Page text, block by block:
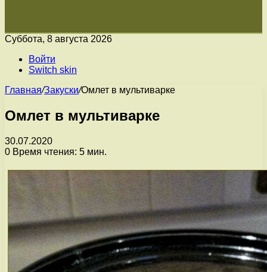
Суббота, 8 августа 2026
Войти
Switch skin
Главная/Закуски/Омлет в мультиварке
Омлет в мультиварке
30.07.2020
0 Время чтения: 5 мин.